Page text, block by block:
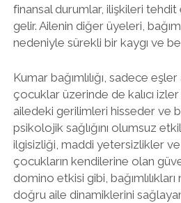
finansal durumlar, ilişkileri
gelir. Ailenin diğer üyeleri,
nedeniyle sürekli bir kaygı ve
Kumar bağımlılığı, sadece eşler
çocuklar üzerinde de kalıcı izler
ailedeki gerilimleri hisseder ve
psikolojik sağlığını olumsuz
ilgisizliği, maddi yetersizlikler ve
çocukların kendilerine olan
domino etkisi gibi,
doğru aile dinamiklerini